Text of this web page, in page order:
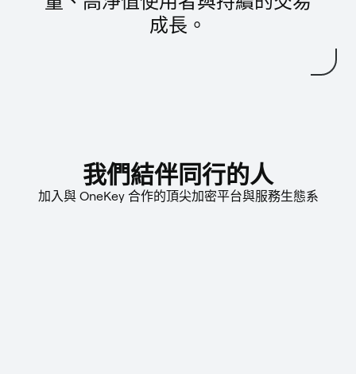
成長。
我們結伴同行的人
加入與 OneKey 合作的頂尖加密平台與服務生態系